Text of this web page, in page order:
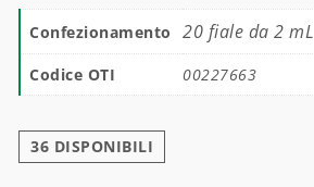
Confezionamento 20 fiale da 2 mL
Codice OTI 00227663
36 DISPONIBILI